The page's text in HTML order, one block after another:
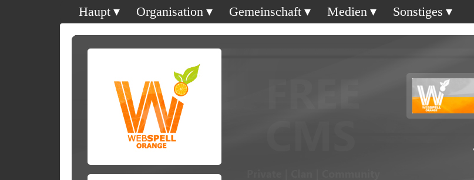
Haupt Organisation Gemeinschaft Medien Sonstiges